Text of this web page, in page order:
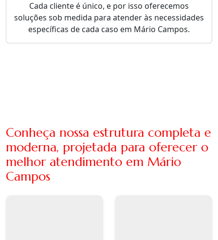
Cada cliente é único, e por isso oferecemos
soluções sob medida para atender às necessidades
específicas de cada caso em Mário Campos.
Conheça nossa estrutura completa e
moderna, projetada para oferecer o
melhor atendimento em Mário
Campos